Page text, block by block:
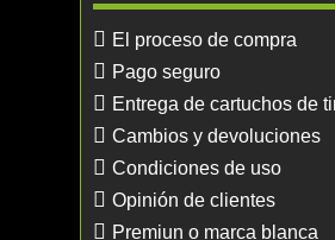
El proceso de compra
Pago seguro
Entrega de cartuchos de
Cambios y devoluciones
Condiciones de uso
Opinión de clientes
Premiun o marca blanca